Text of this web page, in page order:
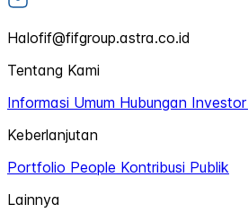
Halofif@fifgroup.astra.co.id
Tentang Kami
Informasi Umum Hubungan Investor
Keberlanjutan
Portfolio People Kontribusi Publik
Lainnya